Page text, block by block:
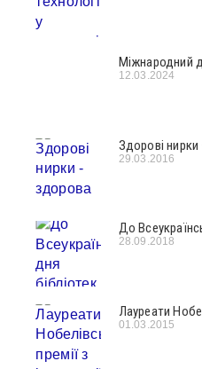
Міжнародний
12.03.2024
Здорові
29.03.2016
До
28.09.2018
Лауреати
01.03.2015